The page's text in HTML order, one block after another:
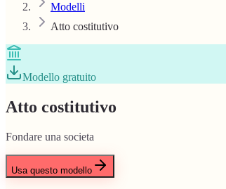
Modelli
Atto costitutivo
Modello gratuito
Atto costitutivo
Fondare una societa
Usa questo modello